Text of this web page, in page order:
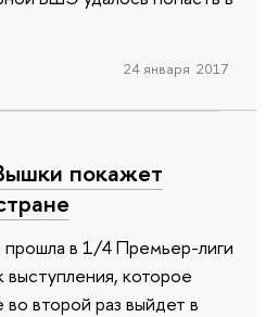
24 января 2017
покажет
в 1/4 Премьер-лиги
которое
второй раз выйдет в